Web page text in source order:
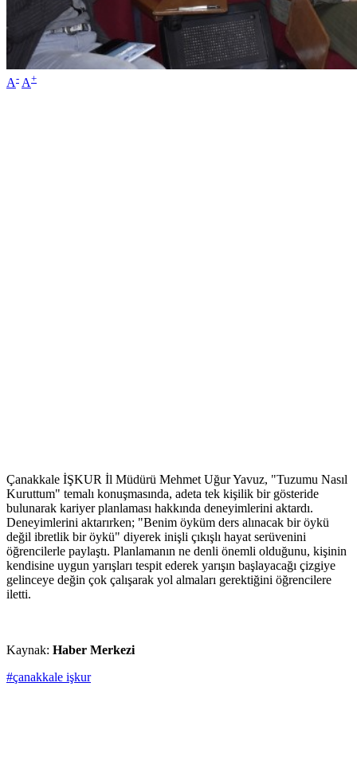
A- A+
Çanakkale İŞKUR İl Müdürü Mehmet Uğur Yavuz, "Tuzumu Nasıl
Kuruttum" temalı konuşmasında, adeta tek kişilik bir gösteride
bulunarak kariyer planlaması hakkında deneyimlerini aktardı.
Deneyimlerini aktarırken; "Benim öyküm ders alınacak bir öykü
değil ibretlik bir öykü" diyerek inişli çıkışlı hayat serüvenini
öğrencilerle paylaştı. Planlamanın ne denli önemli olduğunu, kişinin
kendisine uygun yarışları tespit ederek yarışın başlayacağı çizgiye
gelinceye değin çok çalışarak yol almaları gerektiğini öğrencilere
iletti.
Kaynak: Haber Merkezi
#çanakkale işkur